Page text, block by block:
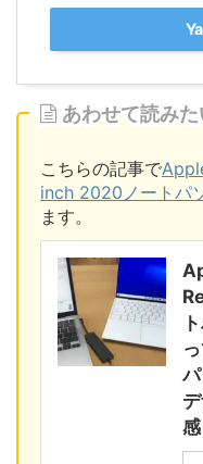
あわせて読みた
こちらの記事で
inch 2020ノートパ
ます。